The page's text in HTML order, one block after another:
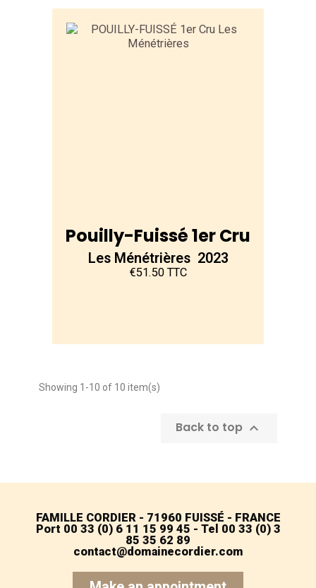
Pouilly-Fuissé 1er Cru
Les Ménétrières 2023
€51.50 TTC
Showing 1-10 of 10 item(s)
Back to top 
FAMILLE CORDIER - 71960 FUISSÉ - FRANCE
Port 00 33 (0) 6 11 15 99 45 - Tel 00 33 (0) 3
85 35 62 89
contact@domainecordier.com